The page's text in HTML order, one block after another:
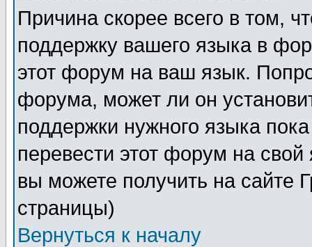
Причина скорее всего в том,
поддержку вашего языка в
этот форум на ваш язык.
форума, может ли он
поддержки нужного языка
перевести этот форум на
вы можете получить на сайте
страницы)
Вернуться к началу